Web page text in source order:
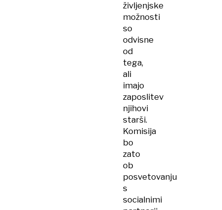
življenjske
možnosti
so
odvisne
od
tega,
ali
imajo
zaposlitev
njihovi
starši.
Komisija
bo
zato
ob
posvetovanju
s
socialnimi